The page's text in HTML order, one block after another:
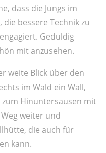
dass die Jungs im
bessere Technik zu
Geduldig
mit anzusehen.
weite Blick über den
im Wald ein Wall,
Hinuntersausen mit
weiter und
die auch für
kann.